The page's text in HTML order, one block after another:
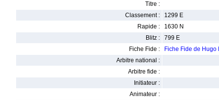
Titre :
Classement :
1299 E
Rapide :
1630 N
Blitz :
799 E
Fiche Fide :
Fiche Fide de Hugo
Arbitre national :
Arbitre fide :
Initiateur :
Animateur :